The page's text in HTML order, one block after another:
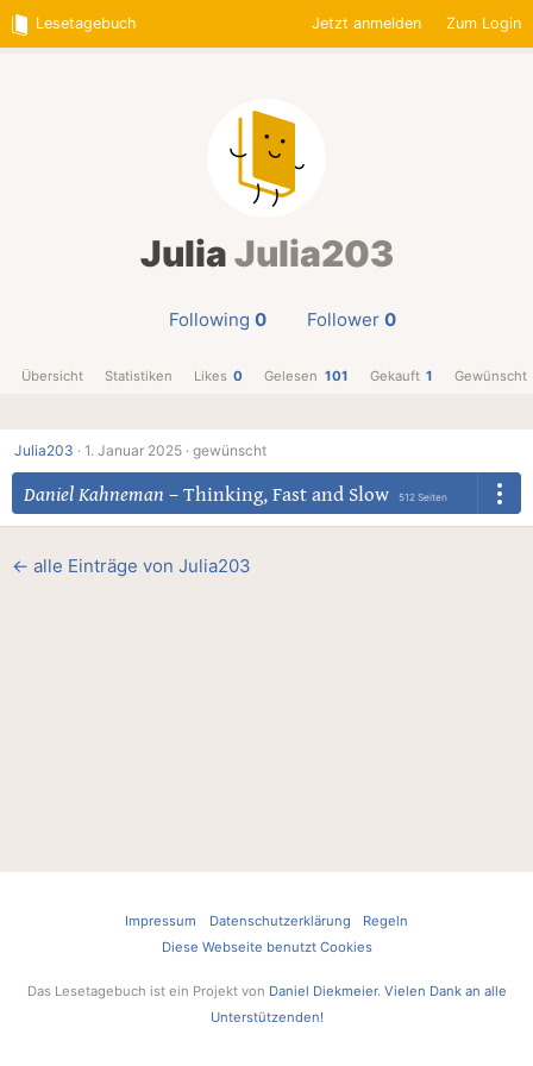
Lesetagebuch Jetzt anmelden Zum Login
JuliaJulia203
Following 0 Follower 0
Übersicht Statistiken Likes 0 Gelesen 101 Gekauft 1 Gewünscht
Julia203 · 1. Januar 2025 · gewünscht
Daniel Kahneman – Thinking, Fast and Slow 512 Seiten
← alle Einträge von Julia203
Impressum Datenschutzerklärung
Regeln
Diese Webseite benutzt Cookies
Das Lesetagebuch ist ein Projekt von Daniel Diekmeier. Vielen Dank an alle
Unterstützenden!